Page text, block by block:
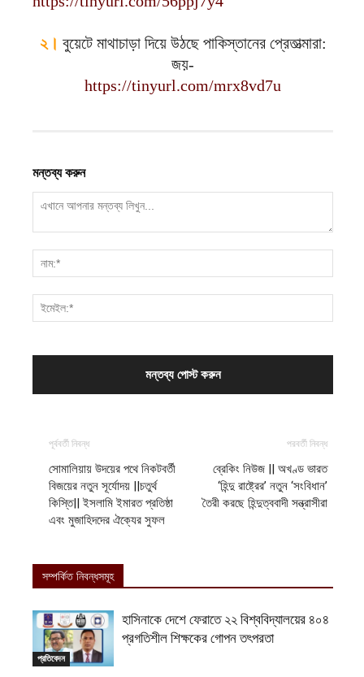
২। বুয়েটে মাথাচাড়া দিয়ে উঠছে পাকিস্তানের প্রেতাত্মারা:
জয়-
https://tinyurl.com/mrx8vd7u
মন্তব্য করুন
পূর্ববর্তী নিবন্ধ
সোমালিয়ায় উদয়ের পথে নিকটবর্তী
বিজয়ের নতুন সূর্যোদয় ||চতুর্থ
কিস্তি|| ইসলামি ইমারত প্রতিষ্ঠা
এবং মুজাহিদদের ঐক্যের সুফল
পরবর্তী নিবন্ধ
ব্রেকিং নিউজ || অখণ্ড ভারত
‘হিন্দু রাষ্ট্রের’ নতুন ‘সংবিধান’
তৈরী করছে হিন্দুত্ববাদী সন্ত্রাসীরা
সম্পর্কিত নিবন্ধসমূহ
প্রতিবেদন
হাসিনাকে দেশে ফেরাতে ২২ বিশ্ববিদ্যালয়ের ৪০৪
প্রগতিশীল শিক্ষকের গোপন তৎপরতা